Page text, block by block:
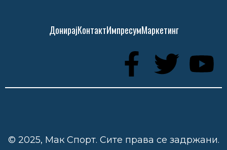
ДонирајКонтактИмпресумМаркетинг
© 2025, Мак Спорт. Сите права се задржани.